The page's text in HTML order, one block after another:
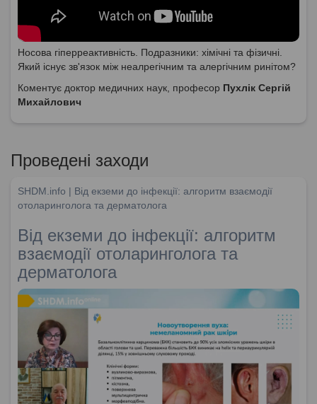
Носова гіперреактивність. Подразники: хімічні та фізичні.
Який існує зв'язок між неалрегічним та алергічним ринітом?
Коментує доктор медичних наук, професор Пухлік Сергій
Михайлович
Проведені заходи
SHDM.info | Від екземи до інфекції: алгоритм взаємодії
отоларинголога та дерматолога
Від екземи до інфекції: алгоритм
взаємодії отоларинголога та
дерматолога